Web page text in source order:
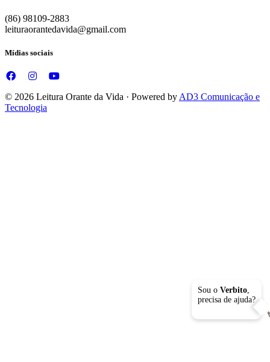
(86) 98109-2883
leituraorantedavida@gmail.com
Mídias sociais
Sou o Verbito,
precisa de ajuda?
© 2026 Leitura Orante da Vida · Powered by AD3 Comunicação e
Tecnologia